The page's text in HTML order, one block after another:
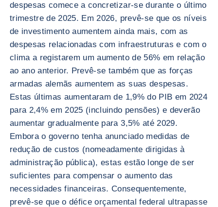
despesas comece a concretizar-se durante o último
trimestre de 2025. Em 2026, prevê-se que os níveis
de investimento aumentem ainda mais, com as
despesas relacionadas com infraestruturas e com o
clima a registarem um aumento de 56% em relação
ao ano anterior. Prevê-se também que as forças
armadas alemãs aumentem as suas despesas.
Estas últimas aumentaram de 1,9% do PIB em 2024
para 2,4% em 2025 (incluindo pensões) e deverão
aumentar gradualmente para 3,5% até 2029.
Embora o governo tenha anunciado medidas de
redução de custos (nomeadamente dirigidas à
administração pública), estas estão longe de ser
suficientes para compensar o aumento das
necessidades financeiras. Consequentemente,
prevê-se que o défice orçamental federal ultrapasse